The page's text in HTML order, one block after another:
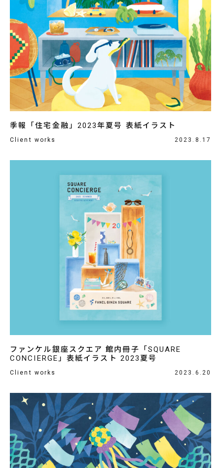
季報「住宅金融」2023年夏号 表紙イラスト
Client works 2023.8.17
ファンケル銀座スクエア 館内冊子「SQUARE
CONCIERGE」表紙イラスト 2023夏号
Client works 2023.6.20